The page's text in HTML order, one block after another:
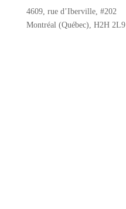
4609, rue d’Iberville, #202
Montréal (Québec), H2H 2L9